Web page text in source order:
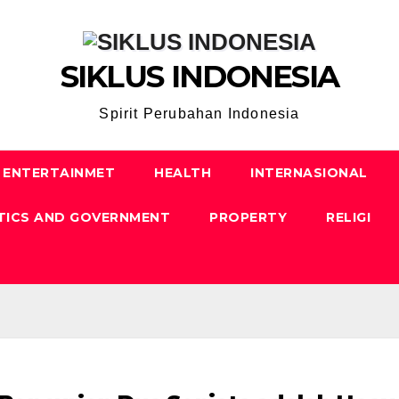
SIKLUS INDONESIA
Spirit Perubahan Indonesia
ENTERTAINMET HEALTH INTERNASIONAL
AND GOVERNMENT PROPERTY RELIGI